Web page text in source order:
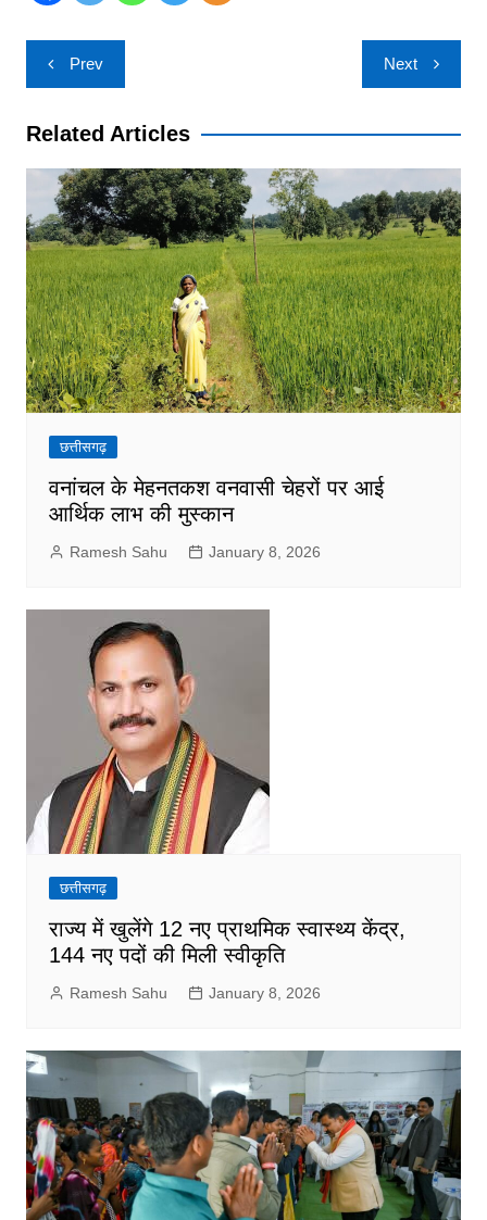
Post
navigation
Prev Next
Related Articles
छत्तीसगढ़
वनांचल के मेहनतकश वनवासी चेहरों पर आई
आर्थिक लाभ की मुस्कान
Ramesh Sahu January 8, 2026
छत्तीसगढ़
राज्य में खुलेंगे 12 नए प्राथमिक स्वास्थ्य केंद्र,
144 नए पदों की मिली स्वीकृति
Ramesh Sahu January 8, 2026